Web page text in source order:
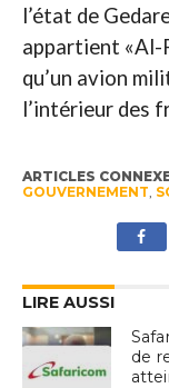
l’état de
appartient «Al-
qu’un avion
l’intérieur des
ARTICLES
GOUVERNEMENT
LIRE AUSSI
de